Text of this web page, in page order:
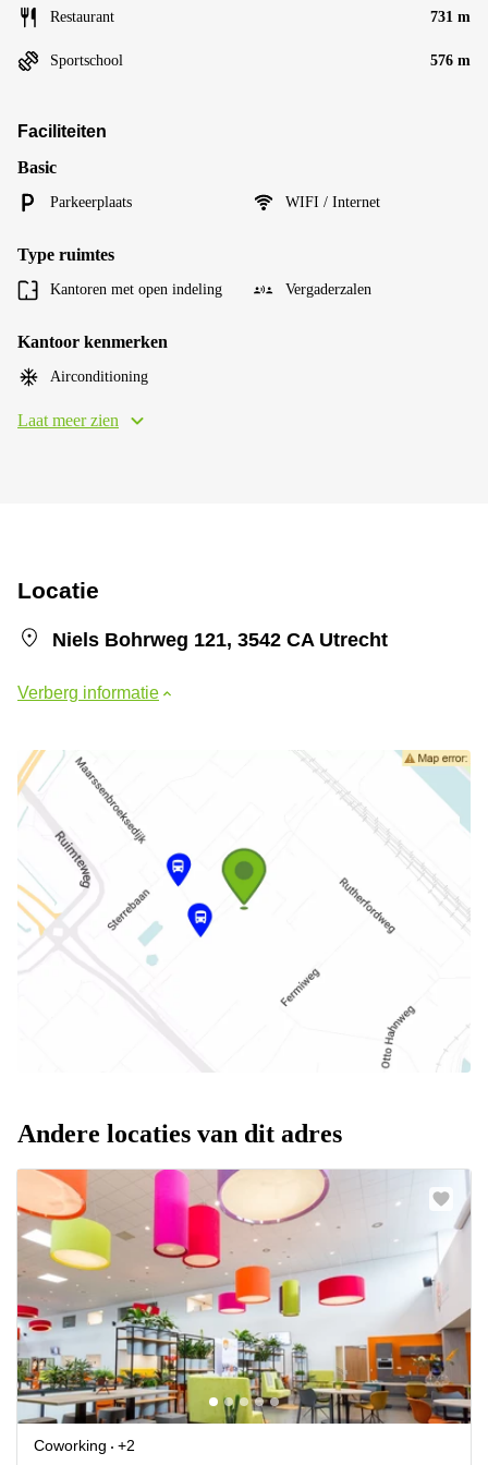
Restaurant 731 m
Sportschool 576 m
Faciliteiten
Basic
Parkeerplaats WIFI / Internet
Type ruimtes
Kantoren met open indeling Vergaderzalen
Kantoor kenmerken
Airconditioning
Laat meer zien
Locatie
Niels Bohrweg 121, 3542 CA Utrecht
Verberg informatie
Andere locaties van dit adres
Coworking
+2